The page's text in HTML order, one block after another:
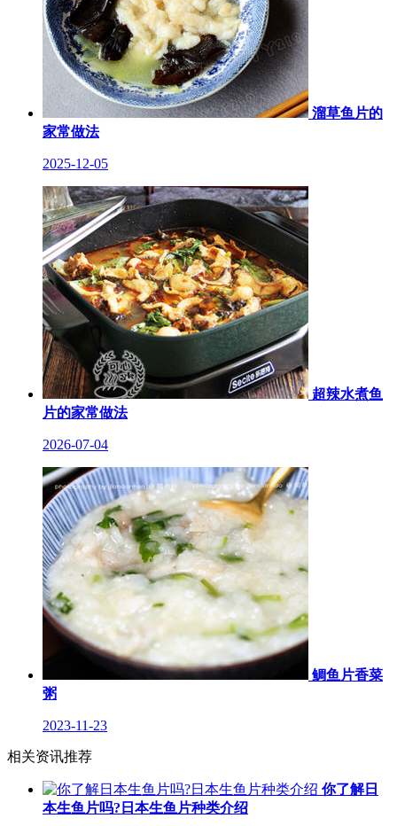
溜草鱼片的
家常做法
2025-12-05
超辣水煮鱼
片的家常做法
2026-07-04
鲷鱼片香菜
粥
2023-11-23
相关资讯推荐
你了解日
本生鱼片吗?日本生鱼片种类介绍